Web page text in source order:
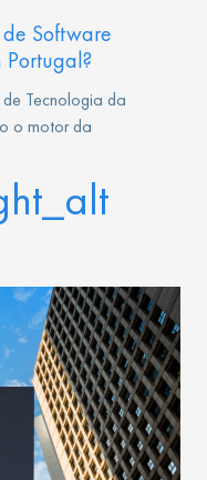
Software
Portugal?
Tecnologia da
o motor da